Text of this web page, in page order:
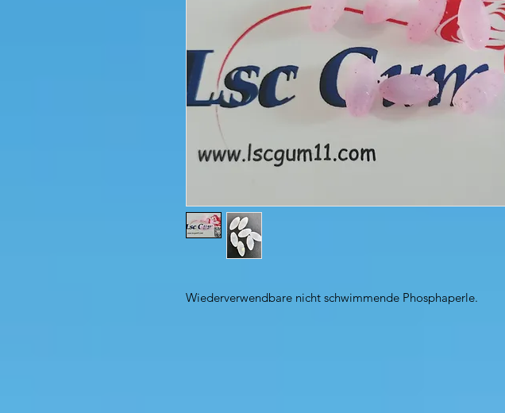
Wiederverwendbare nicht schwimmende Phosphaperle.